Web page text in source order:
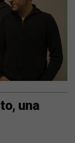
una